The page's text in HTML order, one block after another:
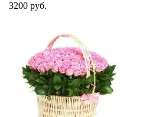
3200 руб.